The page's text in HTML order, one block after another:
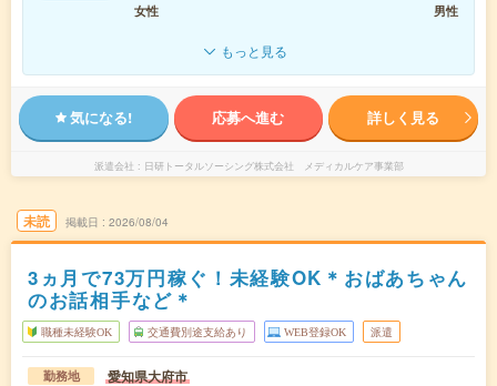
女性
男性
もっと見る
気になる! 応募へ進む 詳しく見る
派遣会社 日研トータルソーシング株式会社 メディカルケア事業部
未読 掲載日 2026/08/04
3ヵ月で73万円稼ぐ！未経験OK＊おばあちゃん
のお話相手など＊
職種未経験OK 交通費別途支給あり WEB登録OK 派遣
勤務地 愛知県大府市